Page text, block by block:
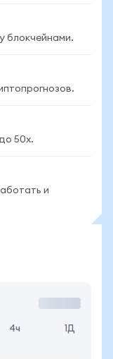
блокчейнами.
50x.
и
4ч 1Д